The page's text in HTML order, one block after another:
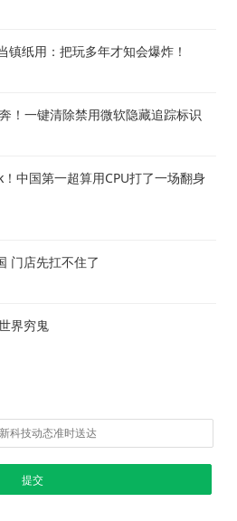
镇纸用：把玩多年才知会爆炸！
！一键清除禁用微软隐藏追踪标识
中国第一超算用CPU打了一场翻身
门店先扛不住了
界穷鬼